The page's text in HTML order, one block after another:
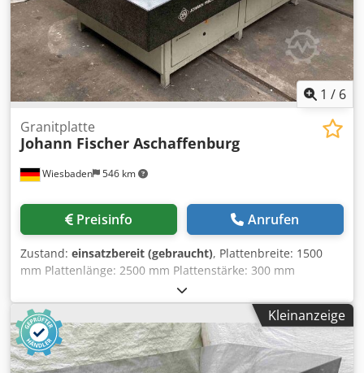
1 / 6
Wiesbaden 546 km
Granitplatte
Johann Fischer Aschaffenburg
Preisinfo Anrufen
Zustand: einsatzbereit (gebraucht), Plattenbreite: 1500
mm Plattenlänge: 2500 mm Plattenstärke: 300 mm
Dwedpfszi Srusx Aicja Höhe, auf Unterschrank liegend: 830
mm
Kleinanzeige